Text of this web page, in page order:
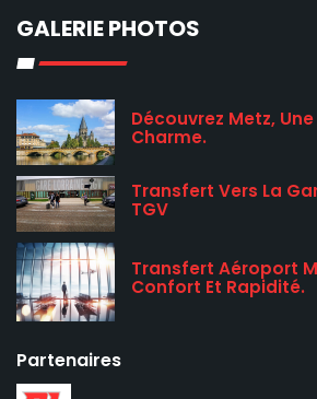
GALERIE PHOTOS
Découvrez Metz,
Charme.
Transfert Vers La
TGV
Transfert Aéroport
Confort Et Rapidité.
Partenaires